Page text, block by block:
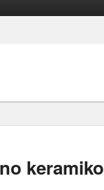
keramiko